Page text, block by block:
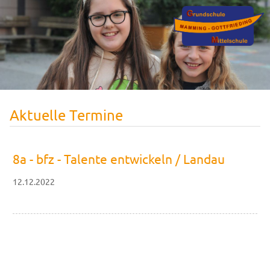
Aktuelle Termine
8a - bfz - Talente entwickeln / Landau
12.12.2022